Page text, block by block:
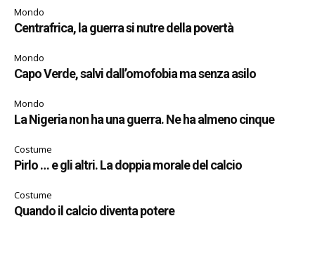
Mondo
Centrafrica, la guerra si nutre della povertà
Mondo
Capo Verde, salvi dall’omofobia ma senza asilo
Mondo
La Nigeria non ha una guerra. Ne ha almeno cinque
Costume
Pirlo … e gli altri. La doppia morale del calcio
Costume
Quando il calcio diventa potere